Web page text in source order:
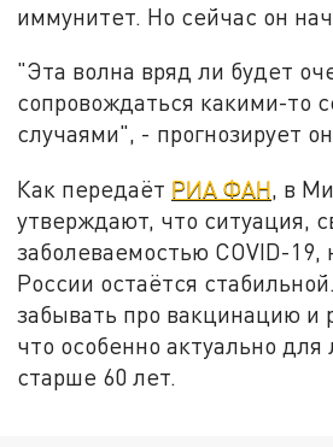
иммунитет. Но сейчас он
"Эта волна вряд ли будет
сопровождаться какими-то
случаями", - прогнозирует
Как передаёт РИА ФАН, в
утверждают, что ситуация,
заболеваемостью COVID-19,
России остаётся
забывать про вакцинацию и
что особенно актуально
старше 60 лет.